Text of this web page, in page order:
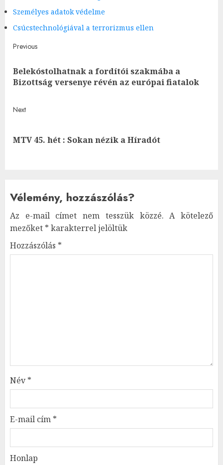
Személyes adatok védelme
Csúcstechnológiával a terrorizmus ellen
Post
navigation
Previous
Belekóstolhatnak a fordítói szakmába a
Bizottság versenye révén az európai fiatalok
Next
Next
MTV 45. hét : Sokan nézik a Híradót
Vélemény, hozzászólás?
Az e-mail címet nem tesszük közzé. A kötelező
mezőket * karakterrel jelöltük
Hozzászólás *
Név*
E-mail cím *
Honlap